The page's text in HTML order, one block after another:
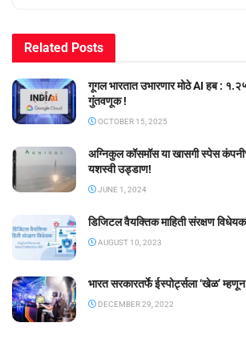
Related Posts
गूगल भारतात उभारणार मोठे AI हब :
गुंतवणूक !
OCTOBER 15, 2025
अग्निकुल कॉसमॉस या खासगी स्पेस
यशस्वी उड्डाण!
JUNE 1, 2024
डिजिटल वैयक्तिक माहिती संरक्षण
AUGUST 10, 2023
भारत सरकारतर्फे ईस्पोर्ट्सला ‘खेळ’
DECEMBER 29, 2022